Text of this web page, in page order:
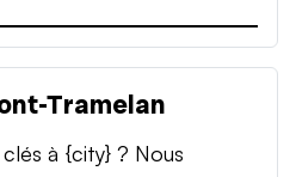
Tramelan
à {city} ? Nous